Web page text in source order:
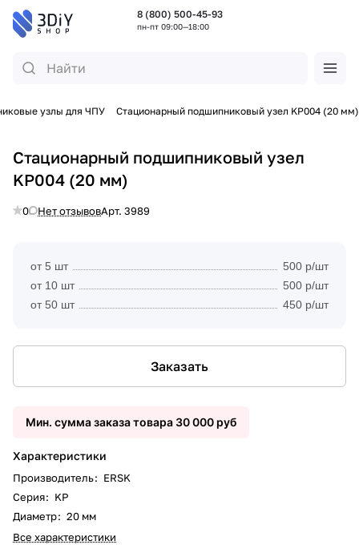
8 (800) 500-45-93
пн-пт 09:00—18:00
узлы для ЧПУ Стационарный подшипниковый узел KP004 (20 мм)
Стационарный подшипниковый узел
KP004 (20 мм)
0 Нет отзывовАрт. 3989
от 5 шт
500 р/шт
от 10 шт
500 р/шт
от 50 шт
450 р/шт
Заказать
Мин. сумма заказа товара 30 000 руб
Характеристики
Производитель: ERSK
Серия: KP
Диаметр: 20 мм
Все характеристики